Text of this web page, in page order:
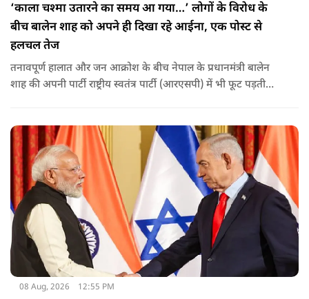
‘काला चश्मा उतारने का समय आ गया…’ लोगों के विरोध के
बीच बालेन शाह को अपने ही दिखा रहे आईना, एक पोस्ट से
हलचल तेज
तनावपूर्ण हालात और जन आक्रोश के बीच नेपाल के प्रधानमंत्री बालेन
शाह की अपनी पार्टी राष्ट्रीय स्वतंत्र पार्टी (आरएसपी) में भी फूट पड़ती
08 Aug, 2026 12:55 PM